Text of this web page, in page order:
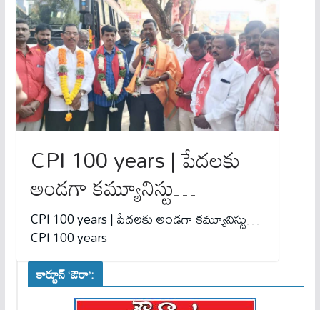
CPI 100 years | పేదలకు
అండగా కమ్యూనిస్టు…
CPI 100 years | పేదలకు అండగా కమ్యూనిస్టు…
CPI 100 years
కార్టూన్ ‘ఔరా’: